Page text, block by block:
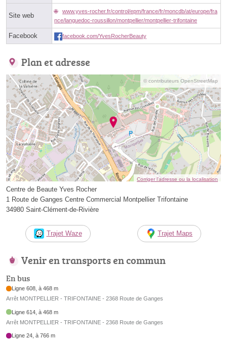
Site web
www.yves-rocher.fr/control/epm/france/fr/moncdb/at/europe/fra
nce/languedoc-roussillon/montpellier/montpellier-trifontaine
Facebook facebook.com/YvesRocherBeauty
Plan et adresse
© contributeurs OpenStreetMap
Corriger l’adresse ou la localisation
Centre de Beaute Yves Rocher
1 Route de Ganges Centre Commercial Montpellier Trifontaine
34980 Saint-Clément-de-Rivière
Trajet Waze Trajet Maps
Venir en transports en commun
En bus
Ligne 608, à 468 m
Arrêt MONTPELLIER - TRIFONTAINE - 2368 Route de Ganges
Ligne 614, à 468 m
Arrêt MONTPELLIER - TRIFONTAINE - 2368 Route de Ganges
Ligne 24, à 766 m